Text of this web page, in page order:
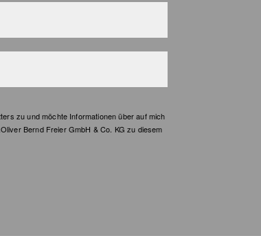
zu und möchte Informationen über auf mich
Bernd Freier GmbH & Co. KG zu diesem